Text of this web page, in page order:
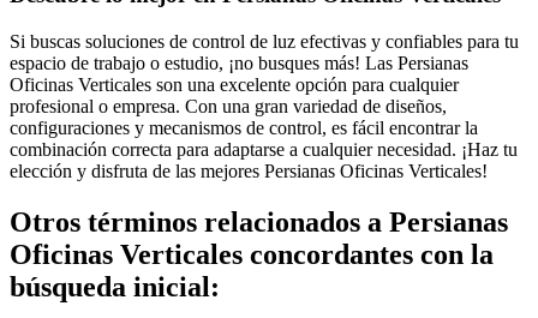
Si buscas soluciones de control de luz efectivas y confiables para tu
espacio de trabajo o estudio, ¡no busques más! Las Persianas
Oficinas Verticales son una excelente opción para cualquier
profesional o empresa. Con una gran variedad de diseños,
configuraciones y mecanismos de control, es fácil encontrar la
combinación correcta para adaptarse a cualquier necesidad. ¡Haz tu
elección y disfruta de las mejores Persianas Oficinas Verticales!
Otros términos relacionados a Persianas
Oficinas Verticales concordantes con la
búsqueda inicial: